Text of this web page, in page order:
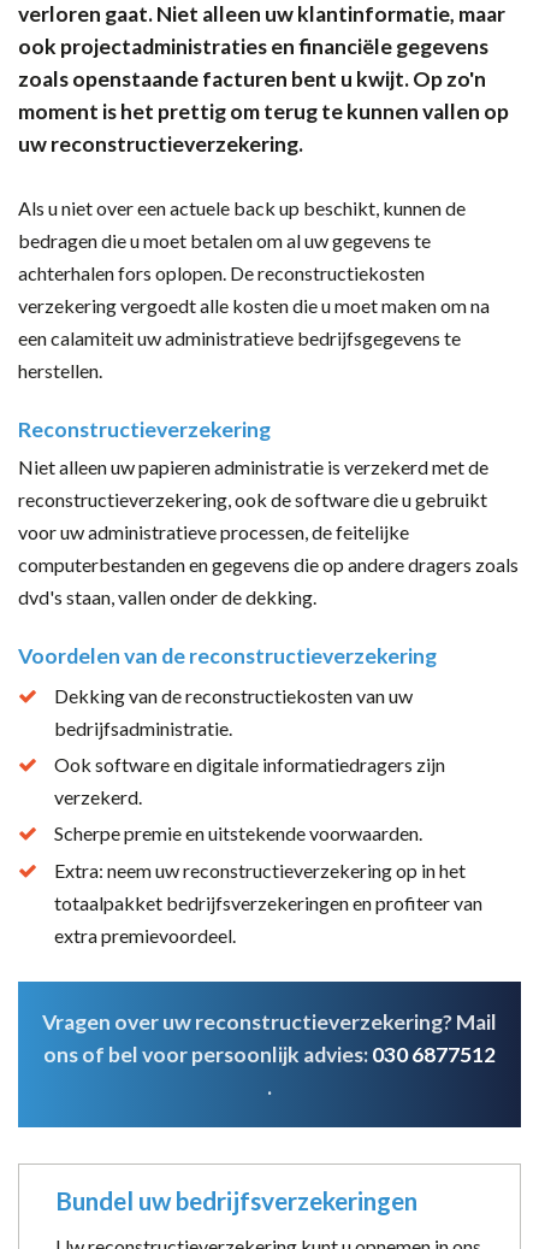
verloren gaat. Niet alleen uw klantinformatie, maar
ook projectadministraties en financiële gegevens
zoals openstaande facturen bent u kwijt. Op zo'n
moment is het prettig om terug te kunnen vallen op
uw reconstructieverzekering.
Als u niet over een actuele back up beschikt, kunnen de
bedragen die u moet betalen om al uw gegevens te
achterhalen fors oplopen. De reconstructiekosten
verzekering vergoedt alle kosten die u moet maken om na
een calamiteit uw administratieve bedrijfsgegevens te
herstellen.
Reconstructieverzekering
Niet alleen uw papieren administratie is verzekerd met de
reconstructieverzekering, ook de software die u gebruikt
voor uw administratieve processen, de feitelijke
computerbestanden en gegevens die op andere dragers zoals
dvd's staan, vallen onder de dekking.
Voordelen van de reconstructieverzekering
Dekking van de reconstructiekosten van uw
bedrijfsadministratie.
Ook software en digitale informatiedragers zijn
verzekerd.
Scherpe premie en uitstekende voorwaarden.
Extra: neem uw reconstructieverzekering op in het
totaalpakket bedrijfsverzekeringen en profiteer van
extra premievoordeel.
Vragen over uw reconstructieverzekering? Mail
ons of bel voor persoonlijk advies:030 6877512
.
Bundel uw bedrijfsverzekeringen